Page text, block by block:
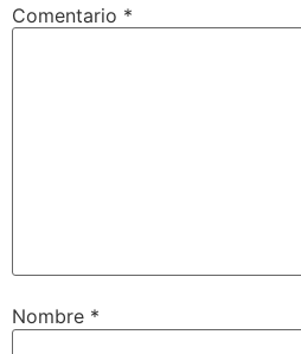
Comentario *
Nombre *